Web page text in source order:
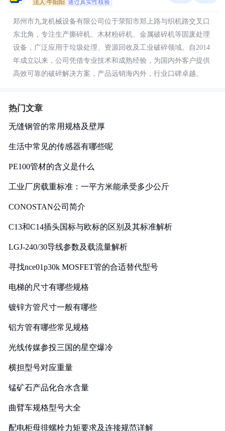
法人:牛阳阳 通过真实性核验
郑州市九龙机械设备有限公司位于荥阳市郑上路与织机路交叉口
东北角，专注生产撕碎机、木材粉碎机、金属破碎机等固废处理
设备，广泛应用于垃圾处理、资源回收及工业破碎领域。自2014
年成立以来，公司凭借专业技术和成熟经验，为国内外客户提供
高效可靠的破碎解决方案，产品远销海内外，行业口碑卓越。
热门文章
无缝钢管的常用规格及壁厚
生活中常见的传感器有哪些呢
PE100管材的含义是什么
工业厂房载重标准：一平方米能承受多少公斤
CONOSTAN公司简介
C13和C14插头国标与欧标的区别及其标准解析
LGJ-240/30导线参数及载流量解析
寻找nce01p30k MOSFET管的合适替代型号
电梯的尺寸有哪些规格
镀锌方管尺寸一般有哪些
铝方管有哪些常见规格
光线传媒参投三国的星空爆冷
横担型号对应重量
锰矿石产品化合水含量
曲臂车规格型号大全
配电柜母排螺栓力矩要求及连接规范详解